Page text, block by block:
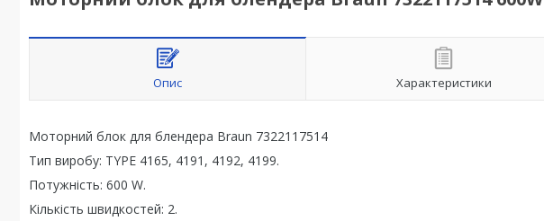
Опис Характеристики
Моторний блок для блендера Braun 7322117514
Тип виробу: TYPE 4165, 4191, 4192, 4199.
Потужність: 600 W.
Кількість швидкостей: 2.